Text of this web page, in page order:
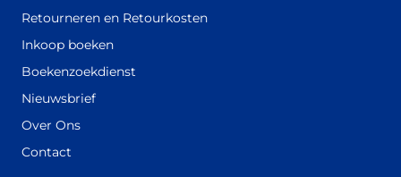
Retourneren en Retourkosten
Inkoop boeken
Boekenzoekdienst
Nieuwsbrief
Over Ons
Contact